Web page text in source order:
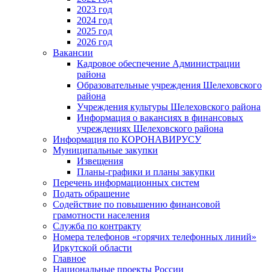
2023 год
2024 год
2025 год
2026 год
Вакансии
Кадровое обеспечение Администрации
района
Образовательные учреждения Шелеховского
района
Учреждения культуры Шелеховского района
Информация о вакансиях в финансовых
учреждениях Шелеховского района
Информация по КОРОНАВИРУСУ
Муниципальные закупки
Извещения
Планы-графики и планы закупки
Перечень информационных систем
Подать обращение
Содействие по повышению финансовой
грамотности населения
Служба по контракту
Номера телефонов «горячих телефонных линий»
Иркутской области
Главное
Национальные проекты России